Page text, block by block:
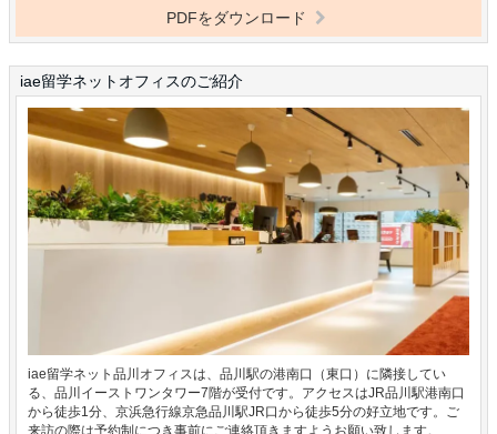
PDFをダウンロード
iae留学ネットオフィスのご紹介
iae留学ネット品川オフィスは、品川駅の港南口（東口）に隣接してい
る、品川イーストワンタワー7階が受付です。アクセスはJR品川駅港南口
から徒歩1分、京浜急行線京急品川駅JR口から徒歩5分の好立地です。ご
来訪の際は予約制につき事前にご連絡頂きますようお願い致します。